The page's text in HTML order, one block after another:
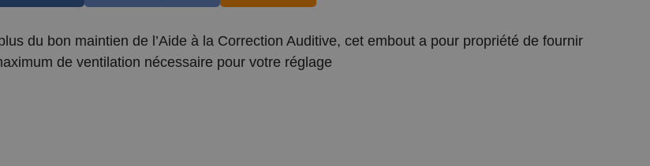
du bon maintien de l’Aide à la Correction Auditive, cet embout a pour propriété de fournir
de ventilation nécessaire pour votre réglage